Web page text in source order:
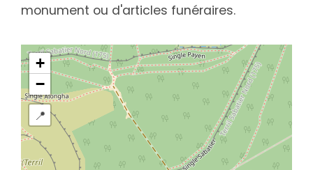
monument ou d'articles funéraires.
+
−